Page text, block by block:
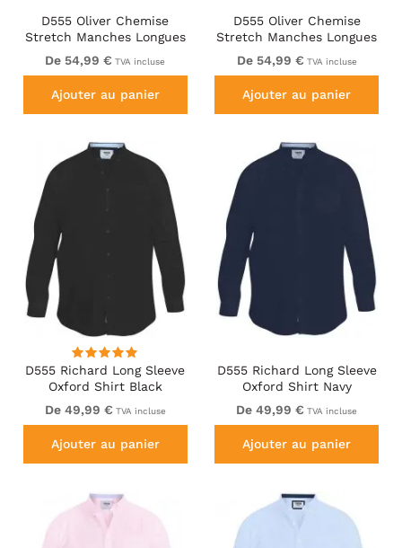
D555 Oliver Chemise
Stretch Manches Longues
Anti-Taches Sans
Repassage Noire
De 54,99 € TVA incluse
Ajouter au panier
D555 Oliver Chemise
Stretch Manches Longues
Anti-Taches Sans
Repassage Rose
De 54,99 € TVA incluse
Ajouter au panier
D555 Richard Long Sleeve
Oxford Shirt Black
De 49,99 € TVA incluse
Ajouter au panier
D555 Richard Long Sleeve
Oxford Shirt Navy
De 49,99 € TVA incluse
Ajouter au panier